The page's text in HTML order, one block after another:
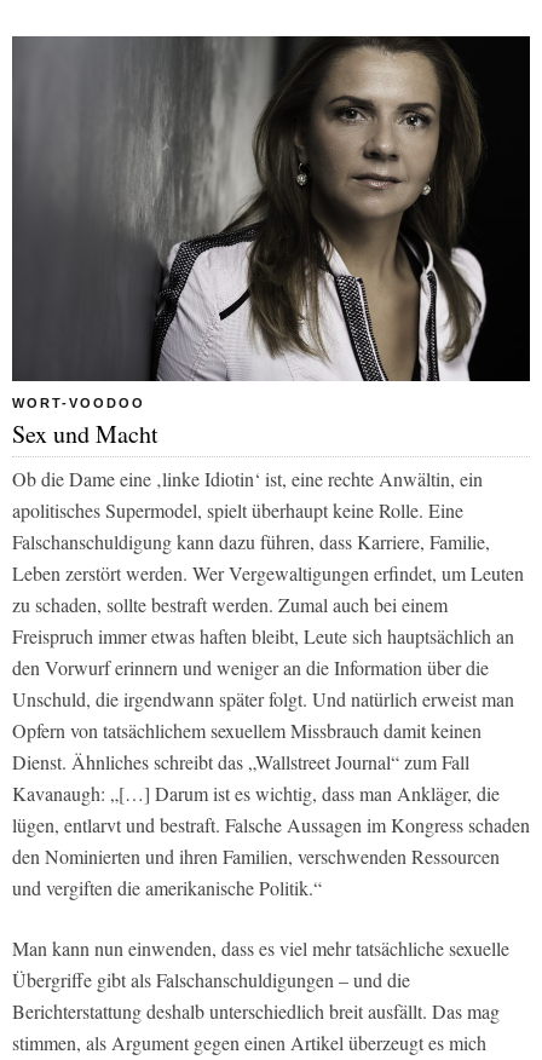
WORT-VOODOO
Sex und Macht
Ob die Dame eine ‚linke Idiotin‘ ist, eine rechte Anwältin, ein
apolitisches Supermodel, spielt überhaupt keine Rolle. Eine
Falschanschuldigung kann dazu führen, dass Karriere, Familie,
Leben zerstört werden. Wer Vergewaltigungen erfindet, um Leuten
zu schaden, sollte bestraft werden. Zumal auch bei einem
Freispruch immer etwas haften bleibt, Leute sich hauptsächlich an
den Vorwurf erinnern und weniger an die Information über die
Unschuld, die irgendwann später folgt. Und natürlich erweist man
Opfern von tatsächlichem sexuellem Missbrauch damit keinen
Dienst. Ähnliches schreibt das „Wallstreet Journal“ zum Fall
Kavanaugh: „[…] Darum ist es wichtig, dass man Ankläger, die
lügen, entlarvt und bestraft. Falsche Aussagen im Kongress schaden
den Nominierten und ihren Familien, verschwenden Ressourcen
und vergiften die amerikanische Politik.“
Man kann nun einwenden, dass es viel mehr tatsächliche sexuelle
Übergriffe gibt als Falschanschuldigungen – und die
Berichterstattung deshalb unterschiedlich breit ausfällt. Das mag
stimmen, als Argument gegen einen Artikel überzeugt es mich